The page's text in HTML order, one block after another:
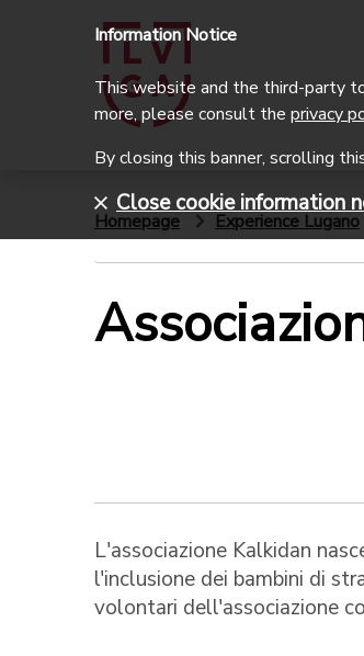
Homepage Experience Lugano
L'associazione Kalkidan
l'inclusione dei bambini di
volontari dell'associazione
Information Notice
This website and the third-party
more, please consult the privacy
By closing this banner, scrolling
Close cookie information